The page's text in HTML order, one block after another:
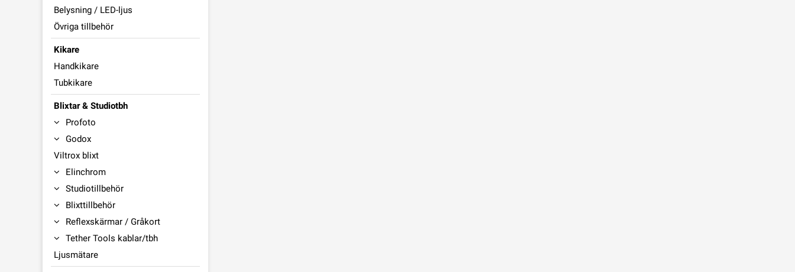
Belysning / LED-ljus
Övriga tillbehör
Kikare
Handkikare
Tubkikare
Blixtar & Studiotbh
Profoto
Godox
Viltrox blixt
Elinchrom
Studiotillbehör
Blixttillbehör
Reflexskärmar / Gråkort
Tether Tools kablar/tbh
Ljusmätare